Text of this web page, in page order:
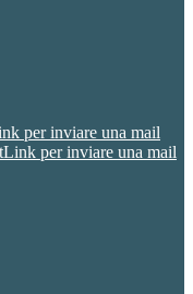
per inviare una mail
Link per inviare una mail